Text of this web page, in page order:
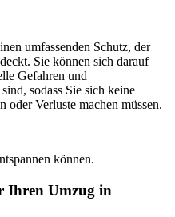
umfassenden Schutz, der
Sie können sich darauf
Gefahren und
sodass Sie sich keine
oder Verluste machen müssen.
können.
Ihren Umzug in